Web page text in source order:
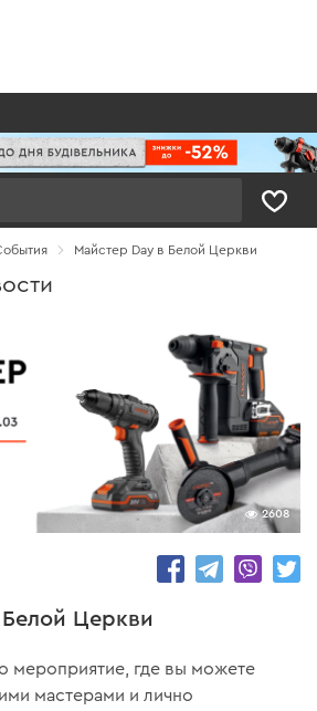
Майстер Day в Белой Церкви
2608
Церкви
мероприятие, где вы можете
мастерами и лично